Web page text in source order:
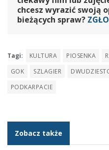
chcesz wyrazić swoją
bieżących spraw?
Tagi: KULTURA PIOSENKA
GOK
SZLAGIER
PODKARPACIE
Zobacz także